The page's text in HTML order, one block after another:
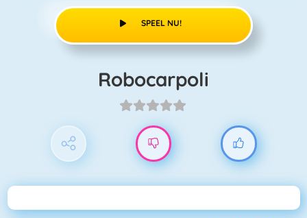
SPEEL NU!
Robocarpoli